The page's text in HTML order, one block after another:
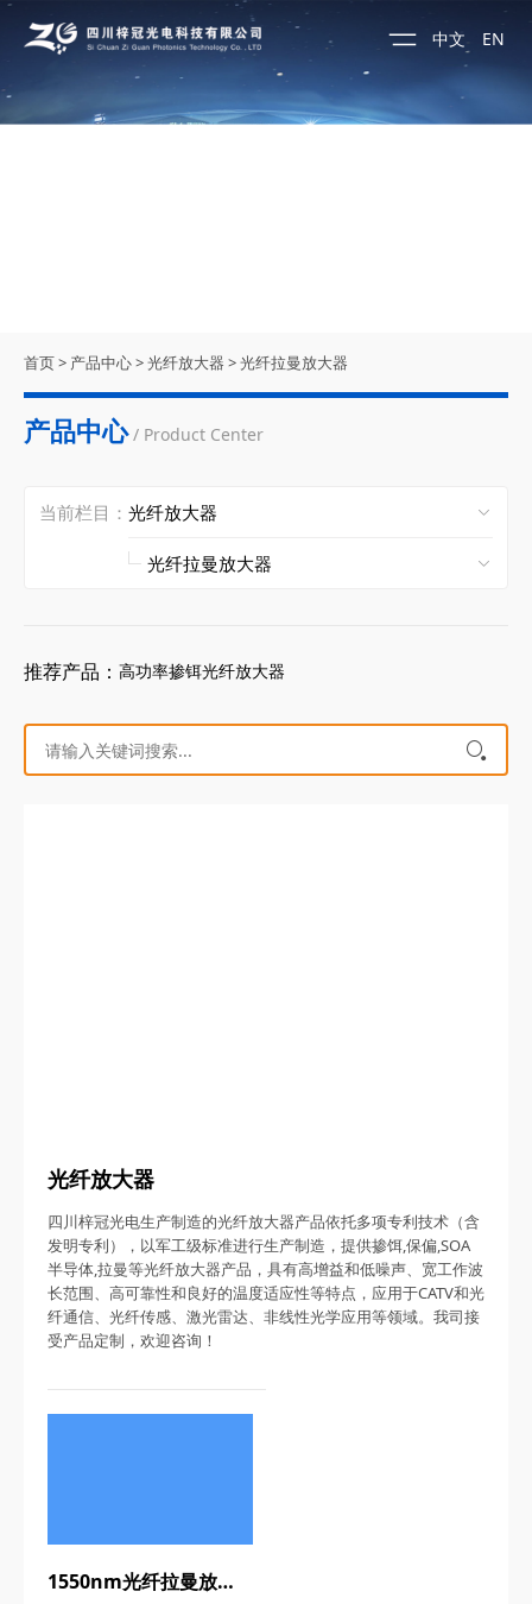
中文 EN
首页> 产品中心>光纤放大器 >光纤拉曼放大器
产品中心 / Product Center
当前栏目：
推荐产品： 高功率掺铒光纤放大器
光纤放大器
四川梓冠光电生产制造的光纤放大器产品依托多项专利技术（含
发明专利），以军工级标准进行生产制造，提供掺饵,保偏,SOA
半导体,拉曼等光纤放大器产品，具有高增益和低噪声、宽工作波
长范围、高可靠性和良好的温度适应性等特点，应用于CATV和光
纤通信、光纤传感、激光雷达、非线性光学应用等领域。我司接
受产品定制，欢迎咨询！
1550nm光纤拉曼放大器